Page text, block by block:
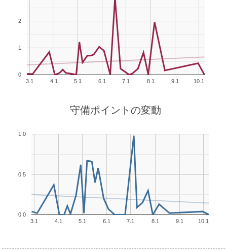
3.1 4.1 5.1 6.1 7.1 8.1 9.1 10.1
0
1
2
守備ポイントの変動
3.1 4.1 5.1 6.1 7.1 8.1 9.1 10.1
0.0
0.5
1.0